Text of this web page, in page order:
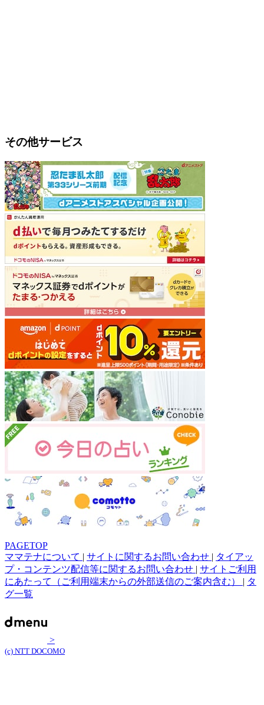
その他サービス
PAGETOP
ママテナについて | サイトに関するお問い合わせ | タイアッ
プ・コンテンツ配信等に関するお問い合わせ | サイトご利用
にあたって（ご利用端末からの外部送信のご案内含む） | タ
グ一覧
>
(c) NTT DOCOMO